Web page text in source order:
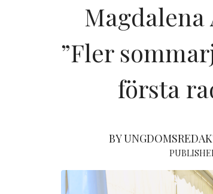
Magdalena
”Fler
första
BY